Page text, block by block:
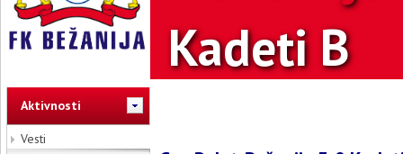
Kadeti B
Aktivnosti
Vesti